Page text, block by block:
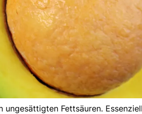
Fettsäuren.